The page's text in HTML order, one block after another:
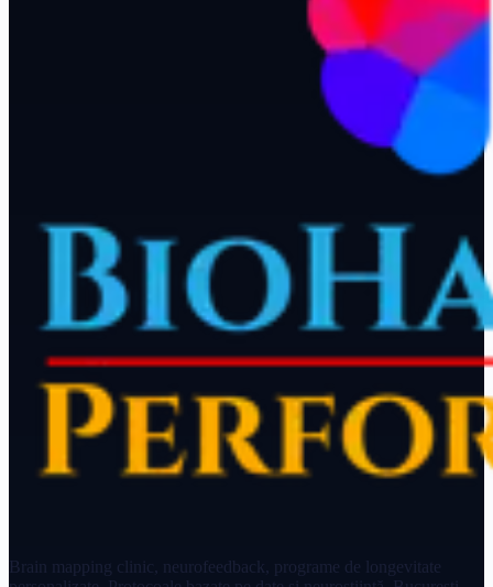
Brain mapping clinic, neurofeedback, programe de longevitate